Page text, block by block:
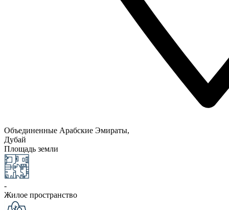
Объединенные Арабские Эмираты,
Дубай
Площадь земли
-
Жилое пространство